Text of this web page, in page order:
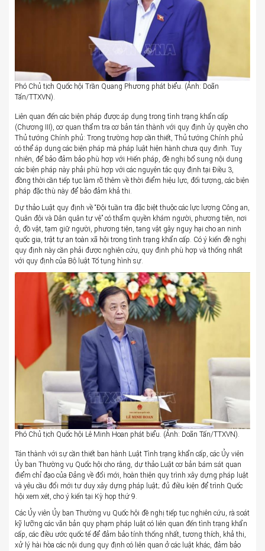
Phó Chủ tịch Quốc hội Trần Quang Phương phát biểu. (Ảnh: Doãn
Tấn/TTXVN).
Liên quan đến các biện pháp được áp dụng trong tình trạng khẩn cấp
(Chương III), cơ quan thẩm tra cơ bản tán thành với quy định ủy quyền cho
Thủ tướng Chính phủ: Trong trường hợp cần thiết, Thủ tướng Chính phủ
có thể áp dụng các biện pháp mà pháp luật hiện hành chưa quy định. Tuy
nhiên, để bảo đảm bảo phù hợp với Hiến pháp, đề nghị bổ sung nội dung
các biện pháp này phải phù hợp với các nguyên tắc quy định tại Điều 3,
đồng thời cần tiếp tục làm rõ thêm về thời điểm hiệu lực, đối tượng, các biện
pháp đặc thù này để bảo đảm khả thi.
Dự thảo Luật quy định về “Đội tuần tra đặc biệt thuộc các lực lượng Công an,
Quân đội và Dân quân tự vệ” có thẩm quyền khám người, phương tiện, nơi
ở, đồ vật, tạm giữ người, phương tiện, tang vật gây nguy hại cho an ninh
quốc gia, trật tự an toàn xã hội trong tình trạng khẩn cấp. Có ý kiến đề nghị
quy định này cần phải được nghiên cứu, quy định phù hợp và thống nhất
với quy định của Bộ luật Tố tụng hình sự.
Phó Chủ tịch Quốc hội Lê Minh Hoan phát biểu. (Ảnh: Doãn Tấn/TTXVN).
Tán thành với sự cần thiết ban hành Luật Tình trạng khẩn cấp, các Ủy viên
Ủy ban Thường vụ Quốc hội cho rằng, dự thảo Luật cơ bản bám sát quan
điểm chỉ đạo của Đảng về đổi mới, hoàn thiện quy trình xây dựng pháp luật
và yêu cầu đổi mới tư duy xây dựng pháp luật; đủ điều kiện để trình Quốc
hội xem xét, cho ý kiến tại Kỳ họp thứ 9.
Các Ủy viên Ủy ban Thường vụ Quốc hội đề nghị tiếp tục nghiên cứu, rà soát
kỹ lưỡng các văn bản quy phạm pháp luật có liên quan đến tình trạng khẩn
cấp, các điều ước quốc tế để đảm bảo tính thống nhất, tương thích, khả thi,
xử lý hài hòa các nội dung quy định có liên quan ở các luật khác, đảm bảo